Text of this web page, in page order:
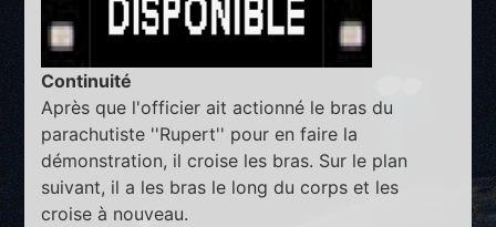
Continuité
Après que l'officier ait actionné le bras du
parachutiste ''Rupert'' pour en faire la
démonstration, il croise les bras. Sur le plan
suivant, il a les bras le long du corps et les
croise à nouveau.